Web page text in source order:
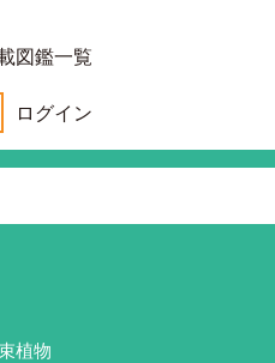
図鑑一覧
ログイン
植物